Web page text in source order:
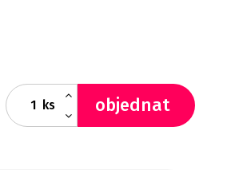
ks objednat